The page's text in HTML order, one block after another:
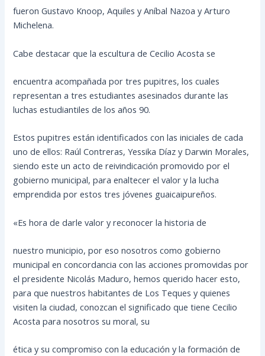
fueron Gustavo Knoop, Aquiles y Aníbal Nazoa y Arturo
Michelena.
Cabe destacar que la escultura de Cecilio Acosta se
encuentra acompañada por tres pupitres, los cuales
representan a tres estudiantes asesinados durante las
luchas estudiantiles de los años 90.
Estos pupitres están identificados con las iniciales de cada
uno de ellos: Raúl Contreras, Yessika Díaz y Darwin Morales,
siendo este un acto de reivindicación promovido por el
gobierno municipal, para enaltecer el valor y la lucha
emprendida por estos tres jóvenes guaicaipureños.
«Es hora de darle valor y reconocer la historia de
nuestro municipio, por eso nosotros como gobierno
municipal en concordancia con las acciones promovidas por
el presidente Nicolás Maduro, hemos querido hacer esto,
para que nuestros habitantes de Los Teques y quienes
visiten la ciudad, conozcan el significado que tiene Cecilio
Acosta para nosotros su moral, su
ética y su compromiso con la educación y la formación de